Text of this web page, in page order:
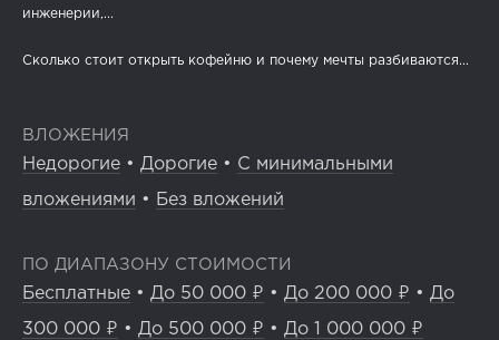
инженерии,...
Сколько стоит открыть кофейню и почему мечты разбиваются...
ВЛОЖЕНИЯ
Недорогие • Дорогие • С минимальными
вложениями • Без вложений
ПО ДИАПАЗОНУ СТОИМОСТИ
Бесплатные • До 50 000 ₽ • До 200 000 ₽ • До
300 000 ₽ • До 500 000 ₽ • До 1 000 000 ₽